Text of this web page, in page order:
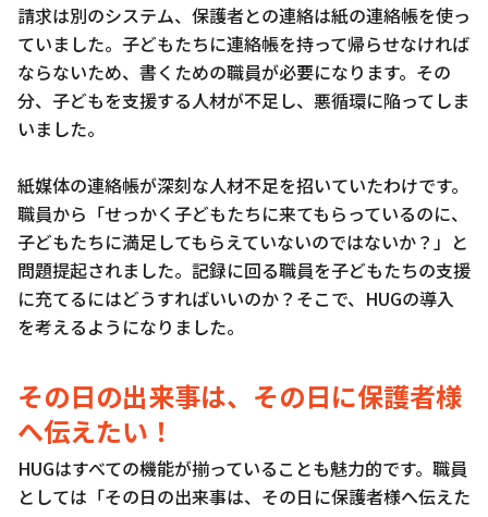
請求は別のシステム、保護者との連絡は紙の連絡帳を使っ
ていました。子どもたちに連絡帳を持って帰らせなければ
ならないため、書くための職員が必要になります。その
分、子どもを支援する人材が不足し、悪循環に陥ってしま
いました。
紙媒体の連絡帳が深刻な人材不足を招いていたわけです。
職員から「せっかく子どもたちに来てもらっているのに、
子どもたちに満足してもらえていないのではないか？」と
問題提起されました。記録に回る職員を子どもたちの支援
に充てるにはどうすればいいのか？そこで、HUGの導入
を考えるようになりました。
その日の出来事は、その日に保護者様
へ伝えたい！
HUGはすべての機能が揃っていることも魅力的です。職員
としては「その日の出来事は、その日に保護者様へ伝えた